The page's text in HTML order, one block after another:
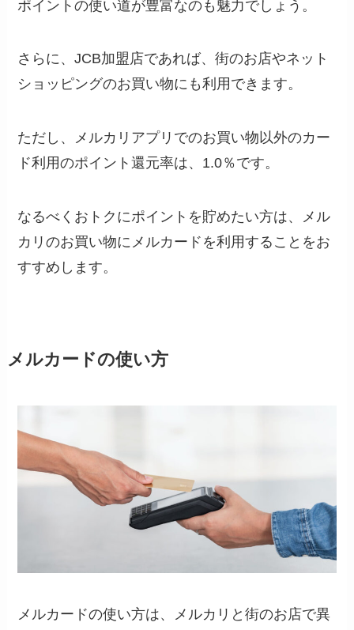
ポイントの使い道が豊富なのも魅力でしょう。
さらに、JCB加盟店であれば、街のお店やネット
ショッピングのお買い物にも利用できます。
ただし、メルカリアプリでのお買い物以外のカー
ド利用のポイント還元率は、1.0％です。
なるべくおトクにポイントを貯めたい方は、メル
カリのお買い物にメルカードを利用することをお
すすめします。
メルカードの使い方
メルカードの使い方は、メルカリと街のお店で異